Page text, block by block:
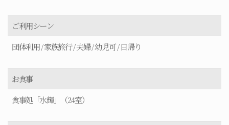
ご利用シーン
団体利用 / 家族旅行 / 夫婦 / 幼児可 / 日帰り
お食事
食事処「水輝」（24室）